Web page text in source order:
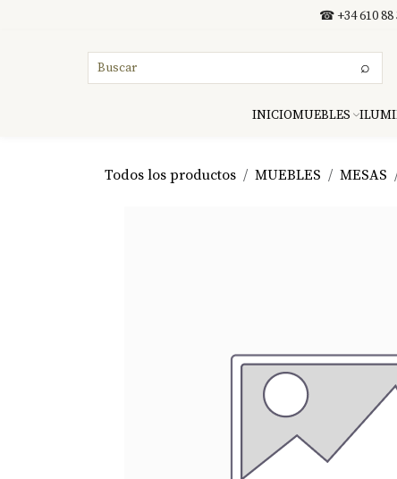
☎ +34 610 88
⌕
INICIOMUEBLES
Todos los productos MUEBLES MESAS